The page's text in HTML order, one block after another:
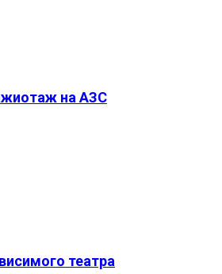
на АЗС
театра